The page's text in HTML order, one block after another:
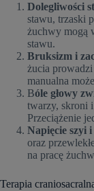
Dolegliwości
stawu, trzaski
żuchwy mogą
stawu.
Bruksizm i
żucia
manualna
Bóle głowy
twarzy, skroni
Przeciążenie
Napięcie szyi
oraz
na pracę
Terapia